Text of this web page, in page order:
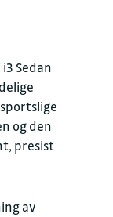
Sedan
og den
presist
av